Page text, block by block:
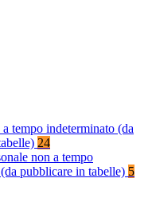
tempo indeterminato (da
24
non a tempo
pubblicare in tabelle) 5